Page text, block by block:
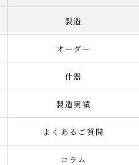
製造
オーダー
什器
製造実績
よくあるご質問
コラム